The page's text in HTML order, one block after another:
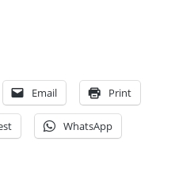
Email Print
WhatsApp